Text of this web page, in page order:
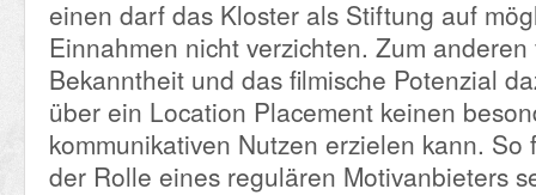
einen darf das Kloster als Stiftung auf
Einnahmen nicht verzichten. Zum
Bekanntheit und das filmische Potenzial
über ein Location Placement keinen
kommunikativen Nutzen erzielen kann. So
der Rolle eines regulären Motivanbieters